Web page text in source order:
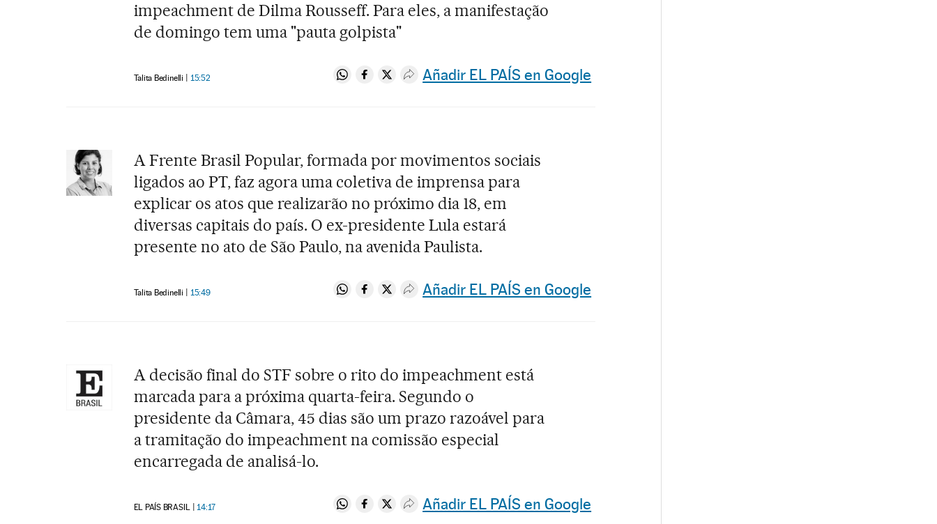
impeachment de Dilma Rousseff. Para eles, a manifestação
de domingo tem uma "pauta golpista"
Talita Bedinelli 15:52 Compartir en Whatsapp
Compartir en Facebook
Compartir en Twitter
Desplegar Redes Sociales
Añadir EL PAÍS en Google
A Frente Brasil Popular, formada por movimentos sociais
ligados ao PT, faz agora uma coletiva de imprensa para
explicar os atos que realizarão no próximo dia 18, em
diversas capitais do país. O ex-presidente Lula estará
presente no ato de São Paulo, na avenida Paulista.
Talita Bedinelli 15:49 Compartir en Whatsapp
Compartir en Facebook
Compartir en Twitter
Desplegar Redes Sociales
Añadir EL PAÍS en Google
A decisão final do STF sobre o rito do impeachment está
marcada para a próxima quarta-feira. Segundo o
presidente da Câmara, 45 dias são um prazo razoável para
a tramitação do impeachment na comissão especial
encarregada de analisá-lo.
EL PAÍS BRASIL 14:17 Compartir en Whatsapp
Compartir en Facebook
Compartir en Twitter
Desplegar Redes Sociales
Añadir EL PAÍS en Google